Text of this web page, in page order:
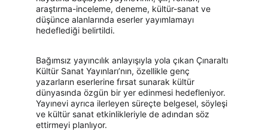
araştırma-inceleme, deneme, kültür-sanat ve
düşünce alanlarında eserler yayımlamayı
hedeflediği belirtildi.
Bağımsız yayıncılık anlayışıyla yola çıkan Çınaraltı
Kültür Sanat Yayınları’nın, özellikle genç
yazarların eserlerine fırsat sunarak kültür
dünyasında özgün bir yer edinmesi hedefleniyor.
Yayınevi ayrıca ilerleyen süreçte belgesel, söyleşi
ve kültür sanat etkinlikleriyle de adından söz
ettirmeyi planlıyor.